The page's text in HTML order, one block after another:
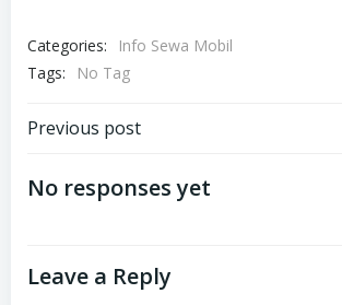
Categories:
Info Sewa Mobil
Tags:
No Tag
Post
navigation
Previous post
No responses yet
Leave a Reply